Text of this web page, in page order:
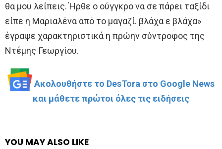
θα μου λείπεις. Ήρθε ο ούγγκρο να σε πάρει ταξίδι
είπε η Μαριαλένα από το μαγαζί. βλάχα ε βλάχα»
έγραψε χαρακτηριστικά η πρώην σύντροφος της
Ντέμης Γεωργίου.
Ακολουθήστε το DesTora στο Google News
και μάθετε πρώτοι όλες τις ειδήσεις
YOU MAY ALSO LIKE